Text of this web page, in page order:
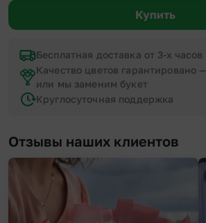
Купить
Бесплатная доставка от 3-х часов
Качество цветов гарантировано —
или мы заменим букет
Круглосуточная поддержка
Отзывы наших клиентов